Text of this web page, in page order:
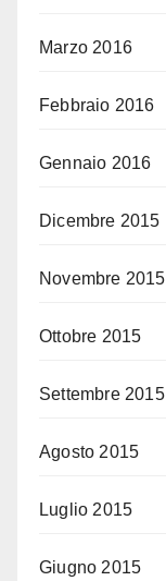
Marzo 2016
Febbraio 2016
Gennaio 2016
Dicembre 2015
Novembre 2015
Ottobre 2015
Settembre 2015
Agosto 2015
Luglio 2015
Giugno 2015